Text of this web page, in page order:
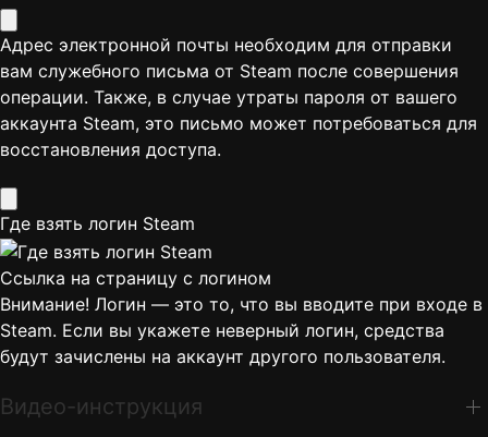
Адрес электронной почты необходим для отправки
вам служебного письма от Steam после совершения
операции. Также, в случае утраты пароля от вашего
аккаунта Steam, это письмо может потребоваться для
восстановления доступа.
Где взять логин Steam
Ссылка на страницу с логином
Внимание! Логин — это то, что вы вводите при входе в
Steam. Если вы укажете неверный логин, средства
будут зачислены на аккаунт другого пользователя.
Видео-инструкция